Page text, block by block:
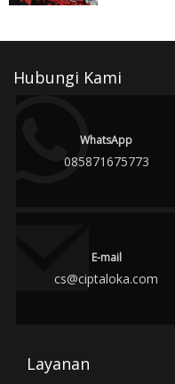
Hubungi Kami
WhatsApp
085871675773
E-mail
cs@ciptaloka.com
Layanan